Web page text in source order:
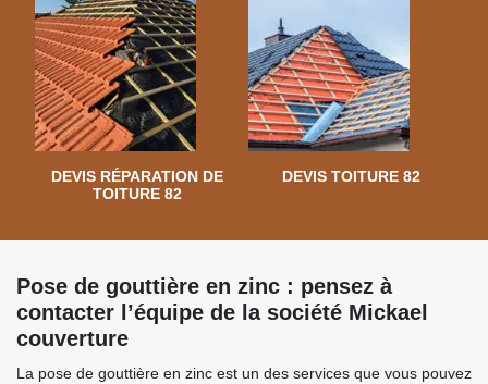
DEVIS RÉPARATION DE
TOITURE 82
DEVIS TOITURE 82
Pose de gouttière en zinc : pensez à
contacter l’équipe de la société Mickael
couverture
La pose de gouttière en zinc est un des services que vous pouvez